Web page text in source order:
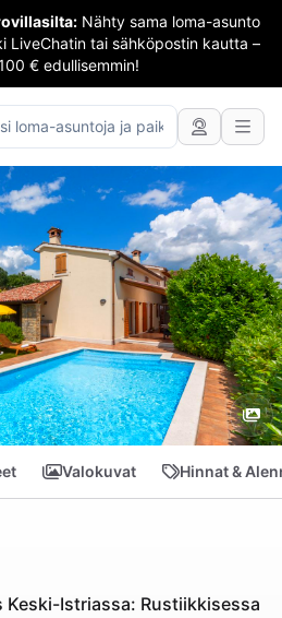
Nähty sama loma-asunto
LiveChatin tai sähköpostin kautta –
€ edullisemmin!
Valokuvat Hinnat &
Keski-Istriassa: Rustiikkisessa